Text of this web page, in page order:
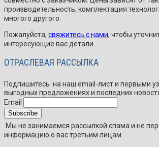
производительность, комплектация
многого другого.
Пожалуйста, свяжитесь с нами, чтобы
интересующие вас детали.
ОТРАСЛЕВАЯ РАССЫЛКА
Подпишитесь на наш email-лист и первыми
выгодных предложениях и последних
Email
Мы не занимаемся рассылкой спама и не
информацию о вас третьим лицам.